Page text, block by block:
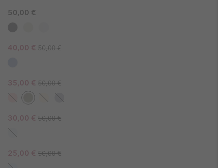
50,00 €
Sale price:
40,00 € Regular price:
50,00 €
Sale price:
35,00 € Regular price:
50,00 €
Sale price:
30,00 € Regular price:
50,00 €
Sale price:
25,00 € Regular price:
50,00 €